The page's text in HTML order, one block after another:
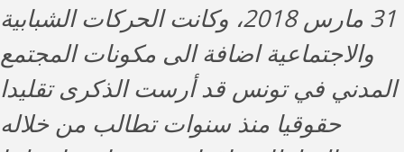
31 مارس 2018، وكانت الحركات الشبابية
والاجتماعية اضافة الى مكونات المجتمع
المدني في تونس قد أرست الذكرى تقليدا
حقوقيا منذ سنوات تطالب من خلاله